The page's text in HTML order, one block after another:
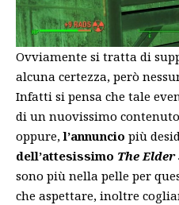
Ovviamente si tratta di
alcuna certezza, però
Infatti si pensa che tale
di un nuovissimo
oppure,l’annuncio più
dell’attesissimo The
sono più nella pelle per
che aspettare, inoltre